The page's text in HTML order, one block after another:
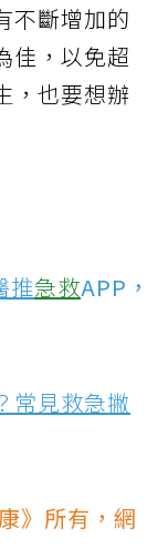
不斷增加的
佳，以免超
，也要想辦
推急救APP，
常見救急撇
》所有，網